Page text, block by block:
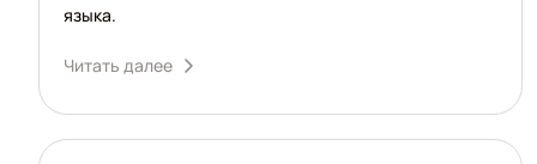
языка.
Читать далее